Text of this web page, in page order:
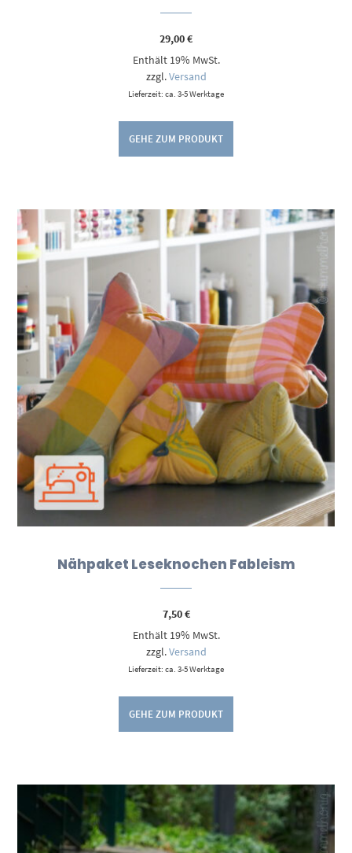
29,00€
Enthält 19% MwSt.
zzgl.Versand
Lieferzeit: ca. 3-5 Werktage
GEHE ZUM PRODUKT
Nähpaket Leseknochen Fableism
7,50€
Enthält 19% MwSt.
zzgl.Versand
Lieferzeit: ca. 3-5 Werktage
GEHE ZUM PRODUKT